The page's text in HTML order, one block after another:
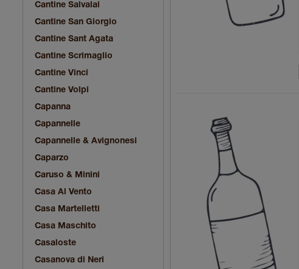
Cantine Salvalai
Cantine San Giorgio
Cantine Sant Agata
Cantine Scrimaglio
Cantine Vinci
Cantine Volpi
Capanna
Capannelle
Capannelle & Avignonesi
Caparzo
Caruso & Minini
Casa Al Vento
Casa Martelletti
Casa Maschito
Casaloste
Casanova di Neri